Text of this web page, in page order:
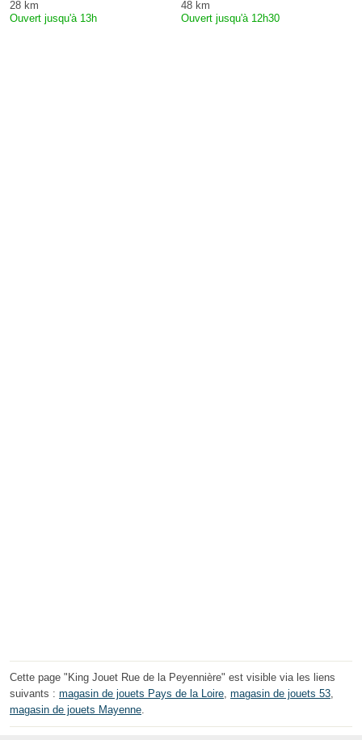
28 km
Ouvert jusqu'à 13h
48 km
Ouvert jusqu'à 12h30
Cette page "King Jouet Rue de la Peyennière" est visible via les liens
suivants : magasin de jouets Pays de la Loire magasin de jouets 53
magasin de jouets Mayenne